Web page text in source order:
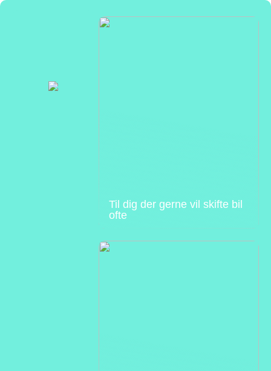
Til dig der gerne vil skifte bil
ofte